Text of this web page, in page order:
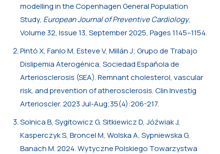
modelling in the Copenhagen General Population
Study, European Journal of Preventive Cardiology,
Volume 32, Issue 13, September 2025, Pages 1145–1154.
Pintó X, Fanlo M, Esteve V, Millán J; Grupo de Trabajo
Dislipemia Aterogénica, Sociedad Española de
Arteriosclerosis (SEA). Remnant cholesterol, vascular
risk, and prevention of atherosclerosis. Clin Investig
Arterioscler. 2023 Jul-Aug;35(4):206-217.
Solnica B, Sygitowicz G, Sitkiewicz D, Jóźwiak J,
Kasperczyk S, Broncel M, Wolska A, Sypniewska G,
Banach M. 2024. Wytyczne Polskiego Towarzystwa